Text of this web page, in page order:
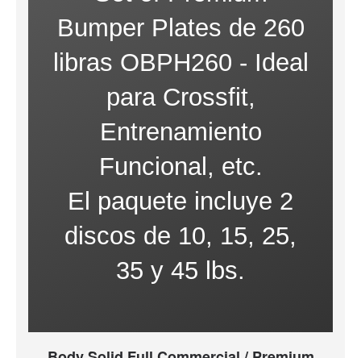
Bumper Plates de 260
libras OBPH260 - Ideal
para Crossfit,
Entrenamiento
Funcional, etc.
El paquete incluye 2
discos de 10, 15, 25,
35 y 45 lbs.